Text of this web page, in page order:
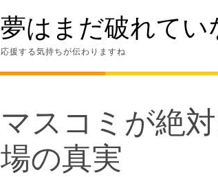
夢はまだ破れてい
応援する気持ちが伝わりますね
マスコミが絶
場の真実